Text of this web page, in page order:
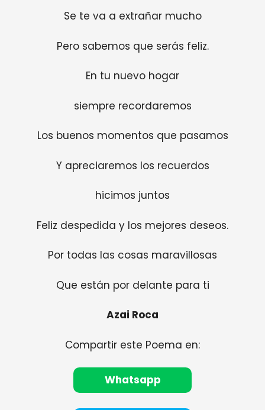
Se te va a extrañar mucho
Pero sabemos que serás feliz.
En tu nuevo hogar
siempre recordaremos
Los buenos momentos que pasamos
Y apreciaremos los recuerdos
hicimos juntos
Feliz despedida y los mejores deseos.
Por todas las cosas maravillosas
Que están por delante para ti
Azai Roca
Compartir este Poema en:
Whatsapp